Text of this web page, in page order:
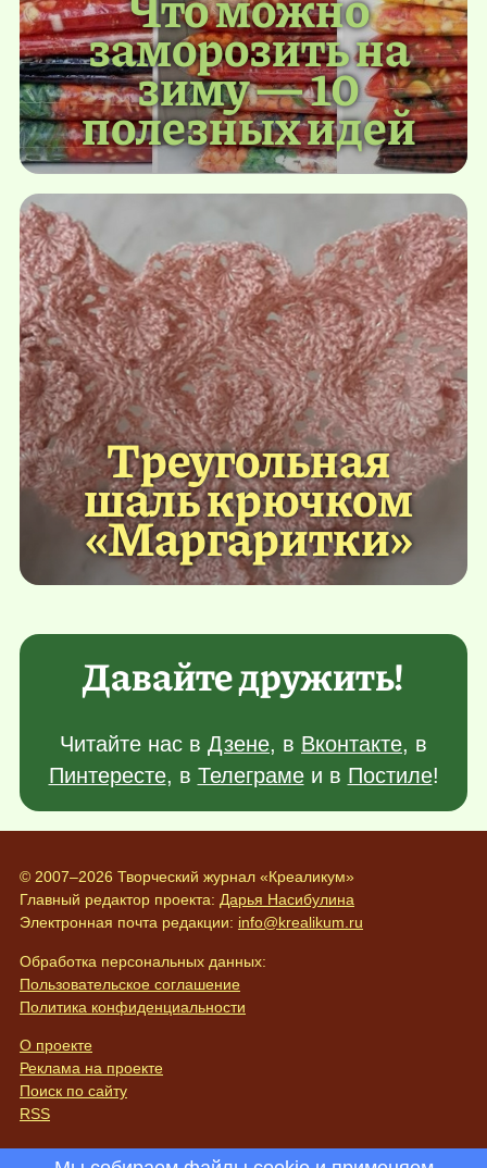
заморозить на
зиму — 10
полезных идей
Треугольная
шаль крючком
«Маргаритки»
Давайте дружить!
Читайте нас в Дзене, в Вконтакте, в
Пинтересте, в Телеграмеи в Постиле!
© 2007–2026 Творческий журнал «Креаликум»
Главный редактор проекта: Дарья Насибулина
Электронная почта редакции: info@krealikum.ru
Обработка персональных данных:
Пользовательское соглашение
Политика конфиденциальности
О проекте
Реклама на проекте
Поиск по сайту
RSS